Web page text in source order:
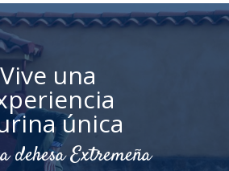
Vive una
única
dehesa Extremeña